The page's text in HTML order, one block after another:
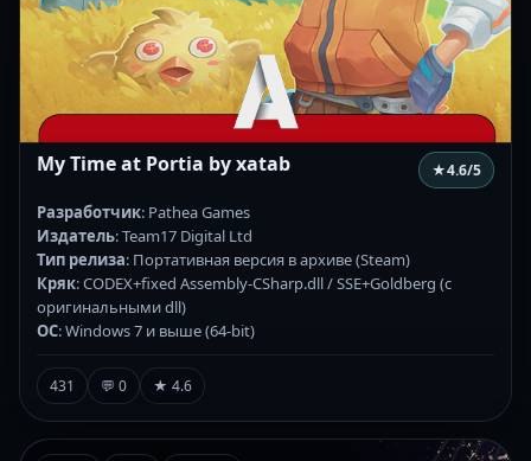
My Time at Portia by xatab ★4.6/5
Разработчик: Pathea Games
Издатель: Team17 Digital Ltd
Тип релиза: Портативная версия в архиве (Steam)
Кряк: CODEX+fixed Assembly-CSharp.dll / SSE+Goldberg (с
оригинальными dll)
ОС: Windows 7 и выше (64-bit)
431 💬 0 ★ 4.6